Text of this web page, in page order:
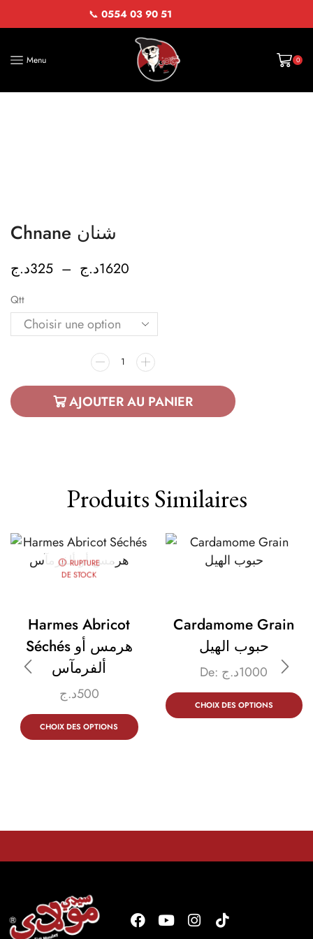
📞 0554 03 90 51
Menu 0
Chnane شنان
325د.ج – 1620د.ج
Qtt
AJOUTER AU PANIER
Produits Similaires
RUPTURE
DE STOCK
Harmes Abricot
Séchés هرمس أو
ألفرمآس
500د.ج
CHOIX DES OPTIONS
Cardamome Grain
حبوب الهيل
De: 1000د.ج
CHOIX DES OPTIONS